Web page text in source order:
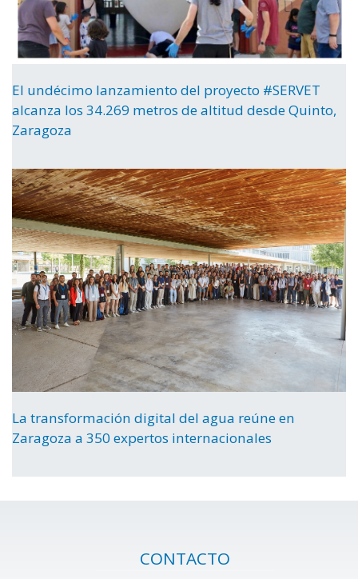
El undécimo lanzamiento del proyecto #SERVET
alcanza los 34.269 metros de altitud desde Quinto,
Zaragoza
La transformación digital del agua reúne en
Zaragoza a 350 expertos internacionales
CONTACTO